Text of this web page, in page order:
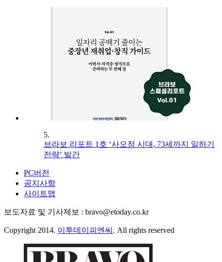
5.
브라보 리포트 1호 ‘사오정 시대, 73세까지 일하기
전략’ 발간
PC버전
공지사항
사이트맵
보도자료 및 기사제보 : bravo@etoday.co.kr
Copyright 2014. 이투데이피엔씨 . All rights reserved